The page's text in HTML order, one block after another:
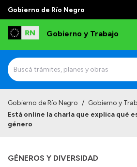
Gobierno de Río Negro
Gobierno y Trabajo
Institucional
Autoridades, Áreas y Organismos
Gobierno de Río Negro / Gobierno y
Está online la charla que explica qué
género
GÉNEROS Y DIVERSIDAD